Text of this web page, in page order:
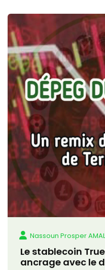
Nassoun Prosper
Le stablecoin
ancrage avec le